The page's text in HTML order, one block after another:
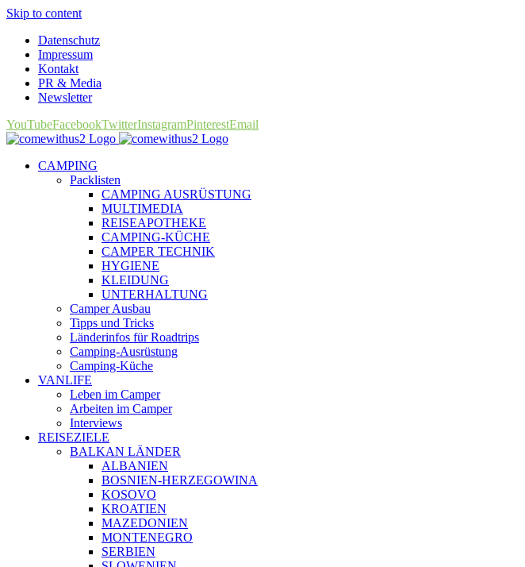
Skip to content
Datenschutz
Impressum
Kontakt
PR & Media
Newsletter
YouTubeFacebookTwitterInstagramPinterestEmail
CAMPING
Packlisten
CAMPING AUSRÜSTUNG
MULTIMEDIA
REISEAPOTHEKE
CAMPING-KÜCHE
CAMPER TECHNIK
HYGIENE
KLEIDUNG
UNTERHALTUNG
Camper Ausbau
Tipps und Tricks
Länderinfos für Roadtrips
Camping-Ausrüstung
Camping-Küche
VANLIFE
Leben im Camper
Arbeiten im Camper
Interviews
REISEZIELE
BALKAN LÄNDER
ALBANIEN
BOSNIEN-HERZEGOWINA
KOSOVO
KROATIEN
MAZEDONIEN
MONTENEGRO
SERBIEN